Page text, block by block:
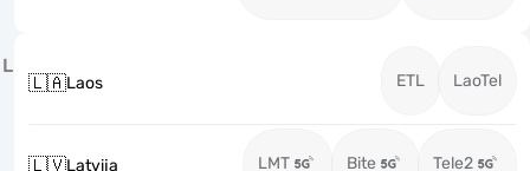
L
🇱🇦Laos ETL LaoTel
🇱🇻Latvija LMT Bite Tele2